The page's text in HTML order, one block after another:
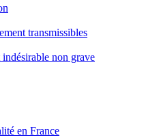
transmissibles
non grave
en France